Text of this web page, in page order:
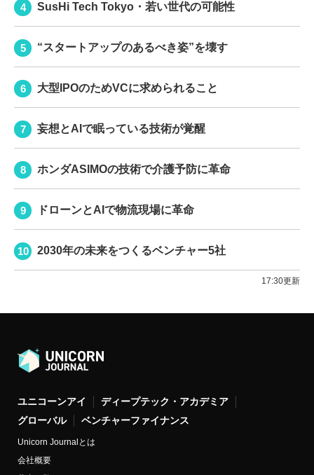
SusHi Tech Tokyo・若い世代の可能性
“スタートアップのあるべき姿”を壊す
大型IPOのためVCに求められること
妄想とAIで眠っている技術が覚醒
ホンダASIMOの技術で介護予防に革命
ドローンとAIで物流現場に革命
2030年の未来をつくるベンチャー5社
17:30更新
ユニコーンアイ
ディープテック・アカデミア
グローバル
ベンチャーファイナンス
Unicorn Journalとは
会社概要